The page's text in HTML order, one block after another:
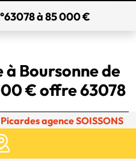
à 85 000 €
Boursonne de
€ offre 63078
agence SOISSONS